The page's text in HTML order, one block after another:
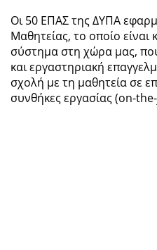
Οι 50 ΕΠΑΣ της ΔΥΠΑ
Μαθητείας, το οποίο είναι
σύστημα στη χώρα μας,
και εργαστηριακή
σχολή με τη μαθητεία σε
συνθήκες εργασίας (on-